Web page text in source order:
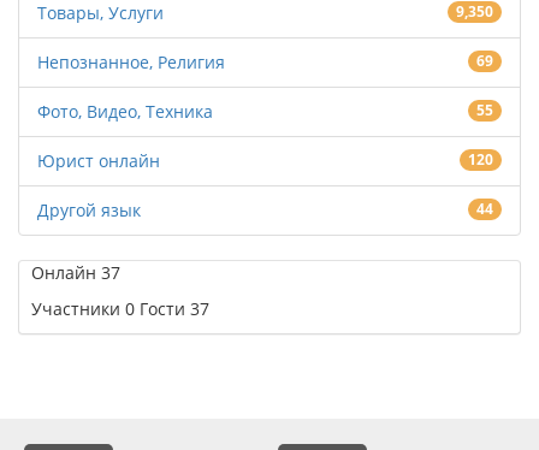
Товары, Услуги 9,350
Непознанное, Религия 69
Фото, Видео, Техника 55
Юрист онлайн 120
Другой язык 44
Онлайн 37
Участники 0 Гости 37